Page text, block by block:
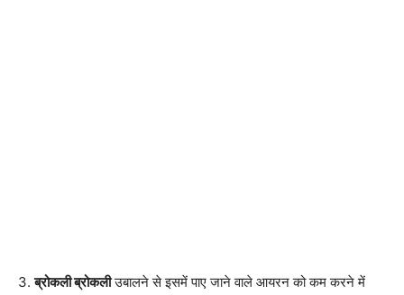
3.ब्रोकली ब्रोकलीउबालने से इसमें पाए जाने वाले आयरन को कम करने में